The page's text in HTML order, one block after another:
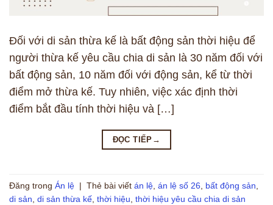
Đối với di sản thừa kế là bất động sản thời hiệu để
người thừa kế yêu cầu chia di sản là 30 năm đối với
bất động sản, 10 năm đối với động sản, kể từ thời
điểm mở thừa kế. Tuy nhiên, việc xác định thời
điểm bắt đầu tính thời hiệu và […]
ĐỌC TIẾP →
Đăng trong Án lệ | Thẻ bài viết án lệ án lệ số 26 bất động sản
di sản di sản thừa kế thời hiệu thời hiệu yêu cầu chia di sản